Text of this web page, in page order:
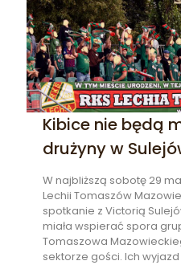
Kibice nie będą
drużyny w
W najbliższą sobotę 29
Lechii Tomaszów
spotkanie z Victorią
miała wspierać spora
Tomaszowa
sektorze gości. Ich wyjazd